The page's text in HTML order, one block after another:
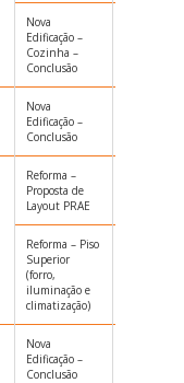
Nova
Edificação –
Cozinha –
Conclusão
Nova
Edificação –
Conclusão
Reforma –
Proposta de
Layout PRAE
Reforma – Piso
Superior
(forro,
iluminação e
climatização)
Nova
Edificação –
Conclusão